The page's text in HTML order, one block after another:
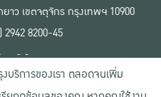
าว เขตจตุจักร กรุงเทพฯ 10900
8200-45
านเว็บไซต์
ทธิ์ใช้งาน
ป็นส่วนตัว
บริการของเรา ตลอดจนเพิ่ม